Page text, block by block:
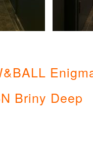
Briny Deep